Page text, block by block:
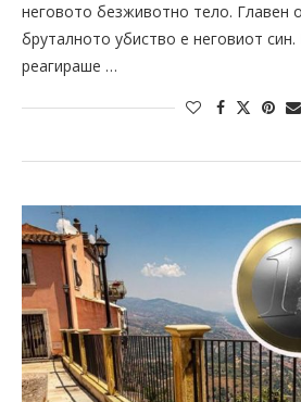
неговото безживотно тело. Главен
бруталното убиство е неговиот
реагираше …